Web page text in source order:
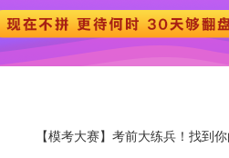
【模考大赛】考前大练兵！找到